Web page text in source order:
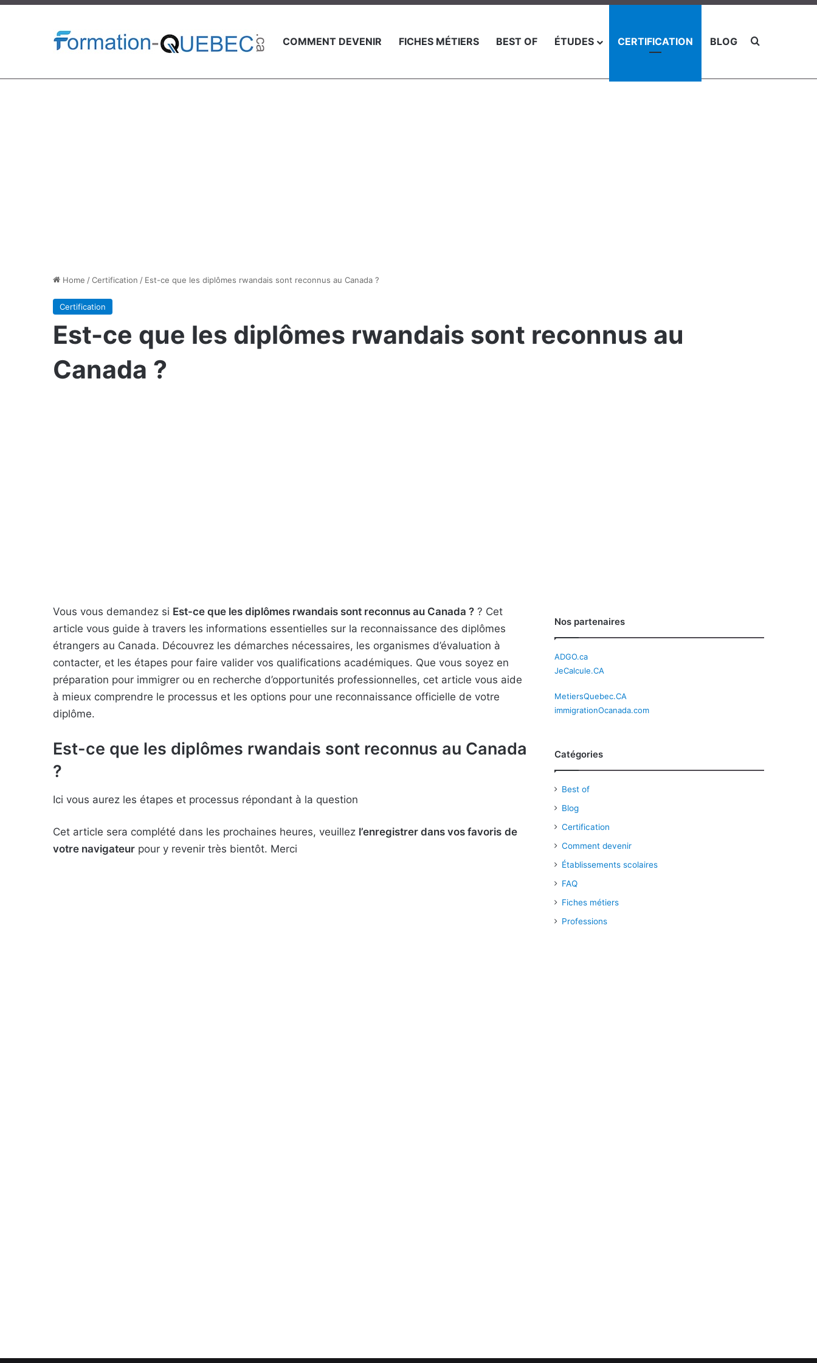
COMMENT DEVENIR FICHES MÉTIERS BEST OF ÉTUDES CERTIFICATION BLOG Chercher
Home /Certification / Est-ce que les diplômes rwandais sont reconnus au Canada ?
Certification
Est-ce que les diplômes rwandais sont reconnus au
Canada ?
Vous vous demandez si Est-ce que les diplômes rwandais sont reconnus au Canada ? ? Cet
article vous guide à travers les informations essentielles sur la reconnaissance des diplômes
étrangers au Canada. Découvrez les démarches nécessaires, les organismes d’évaluation à
contacter, et les étapes pour faire valider vos qualifications académiques. Que vous soyez en
préparation pour immigrer ou en recherche d’opportunités professionnelles, cet article vous aide
à mieux comprendre le processus et les options pour une reconnaissance officielle de votre
diplôme.
Est-ce que les diplômes rwandais sont reconnus au Canada
?
Ici vous aurez les étapes et processus répondant à la question
Cet article sera complété dans les prochaines heures, veuillez l’enregistrer dans vos favoris de
votre navigateur pour y revenir très bientôt. Merci
Nos partenaires
ADGO.ca
JeCalcule.CA
MetiersQuebec.CA
immigrationOcanada.com
Catégories
Best of
Blog
Certification
Comment devenir
Établissements scolaires
FAQ
Fiches métiers
Professions